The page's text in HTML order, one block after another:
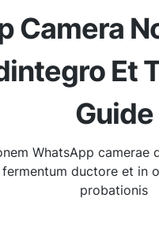
Camera
Et
Guide
WhatsApp camerae
ductore et in
probationis